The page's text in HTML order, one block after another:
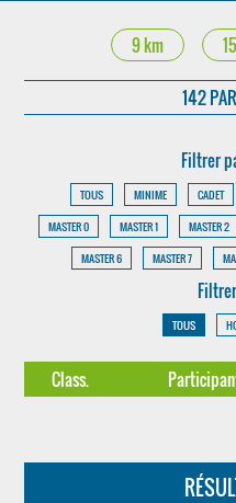
9 km
142
Filtrer
TOUS MINIME CADET
MASTER 0
MASTER 1 MASTER 2
MASTER 6
MASTER 7
TOUS
Class.